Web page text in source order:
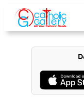
content